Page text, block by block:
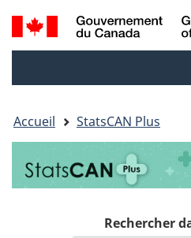
à
Recherche
et
Accueil StatsCAN Plus
Rechercher